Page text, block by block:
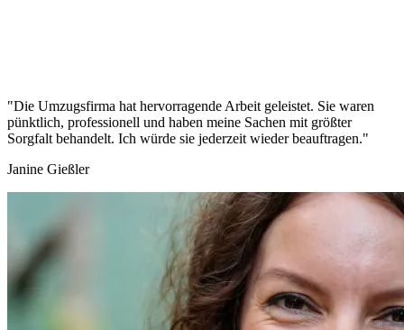
"Die Umzugsfirma hat hervorragende Arbeit geleistet. Sie waren
pünktlich, professionell und haben meine Sachen mit größter
Sorgfalt behandelt. Ich würde sie jederzeit wieder beauftragen."
Janine Gießler